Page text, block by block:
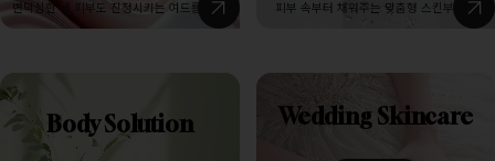
변덕심한 내 피부도 진정시키는 여드름 치료 피부 속부터 채워주는 맞춤형 스킨부스터
Body Solution Wedding Skincare